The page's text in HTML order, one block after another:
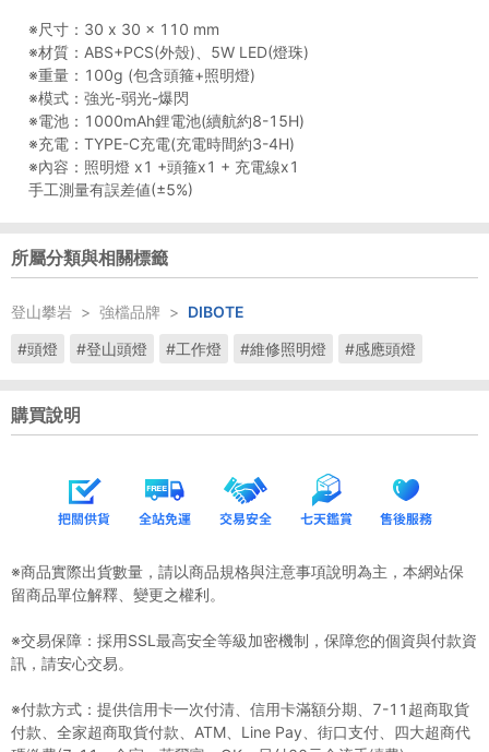
※尺寸：30 x 30 x 110 mm
※材質：ABS+PCS(外殼)、5W LED(燈珠)
※重量：100g (包含頭箍+照明燈)
※模式：強光-弱光-爆閃
※電池：1000mAh鋰電池(續航約8-15H)
※充電：TYPE-C充電(充電時間約3-4H)
※內容：照明燈 x1 +頭箍x1 + 充電線x1
手工測量有誤差値(±5%)
所屬分類與相關標籤
登山攀岩 > 強檔品牌 > DIBOTE
#頭燈
#登山頭燈 #工作燈 #維修照明燈 #感應頭燈
購買說明
※商品實際出貨數量，請以商品規格與注意事項說明為主，本網站保
留商品單位解釋、變更之權利。
※交易保障：採用SSL最高安全等級加密機制，保障您的個資與付款資
訊，請安心交易。
※付款方式：提供信用卡一次付清、信用卡滿額分期、7-11超商取貨
付款、全家超商取貨付款、ATM、Line Pay、街口支付、四大超商代